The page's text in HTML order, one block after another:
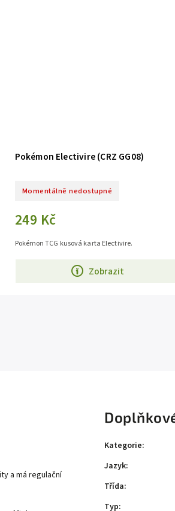
Pokémon Electivire (CRZ GG08)
Momentálně nedostupné
249 Kč
Zobrazit
Pokémon TCG kusová karta Electivire.
a má regulační
Kategorie:
Jazyk:
Třída:
Typ: